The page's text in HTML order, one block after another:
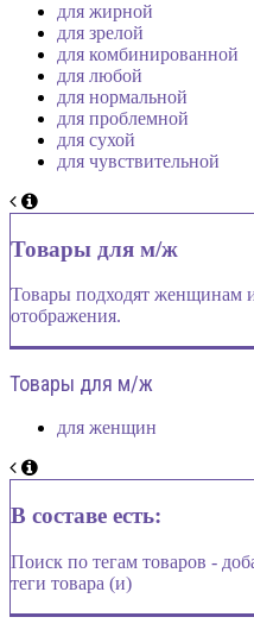
для жирной
для зрелой
для комбинированной
для любой
для нормальной
для проблемной
для сухой
для чувствительной
Товары для м/ж
Товары подходят женщинам
отображения.
Товары для м/ж
для женщин
В составе есть:
Поиск по тегам товаров -
теги товара (и)